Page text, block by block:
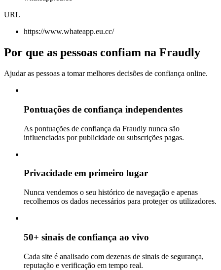
URL
https://www.whateapp.eu.cc/
Por que as pessoas confiam na Fraudly
Ajudar as pessoas a tomar melhores decisões de confiança online.
Pontuações de confiança independentes
As pontuações de confiança da Fraudly nunca são
influenciadas por publicidade ou subscrições pagas.
Privacidade em primeiro lugar
Nunca vendemos o seu histórico de navegação e apenas
recolhemos os dados necessários para proteger os utilizadores.
50+ sinais de confiança ao vivo
Cada site é analisado com dezenas de sinais de segurança,
reputação e verificação em tempo real.